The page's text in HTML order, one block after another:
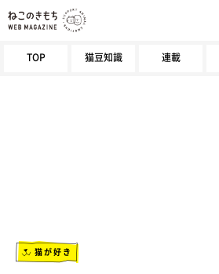
TOP 猫豆知識 連載
猫が好き